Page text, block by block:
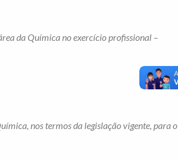
da Química no exercício profissional –
nos termos da legislação vigente, para o